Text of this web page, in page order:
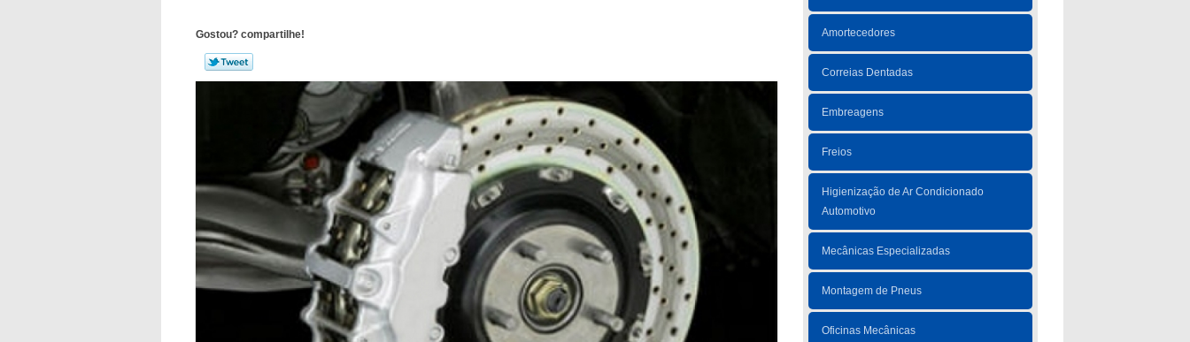
Amortecedores
Correias Dentadas
Embreagens
Freios
Higienização de Ar Condicionado
Automotivo
Mecânicas Especializadas
Montagem de Pneus
Oficinas Mecânicas
Gostou? compartilhe!